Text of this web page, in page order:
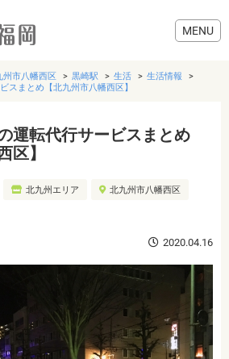
州市八幡西区 黒崎駅 生活
生活情報
スまとめ【北九州市八幡西区】
運転代行サービスまとめ
区】
北九州エリア 北九州市八幡西区
2020.04.16